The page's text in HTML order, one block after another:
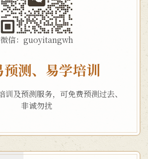
微信：guoyitangwh
预测、易学培训
训及预测服务，可免费预测过去、
非诚勿扰